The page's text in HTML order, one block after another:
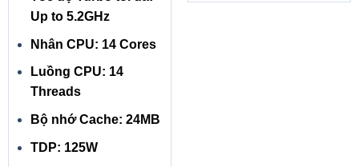
Up to 5.2GHz
Nhân CPU: 14 Cores
Luồng CPU: 14
Threads
Bộ nhớ Cache: 24MB
TDP: 125W